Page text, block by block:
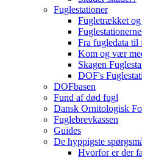
Fuglestationer
Fugletrækket
Fra fugledata til
Kom og vær
Skagen
DOF's
DOFbasen
Fund af død fugl
Dansk Ornitologisk
Fuglebrevkassen
Guides
De hyppigste
Hvorfor er der